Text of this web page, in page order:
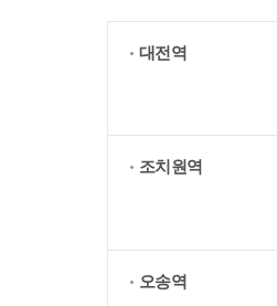
대전역
조치원역
오송역